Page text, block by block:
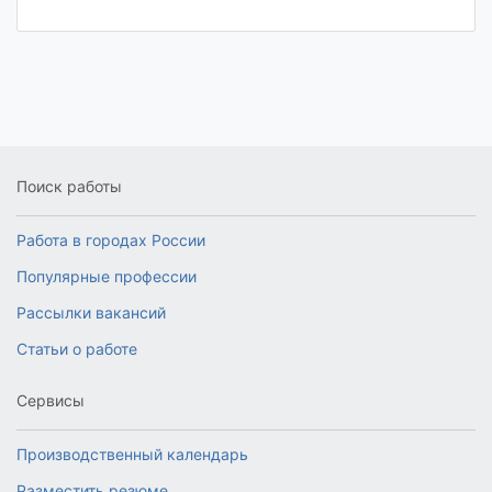
Поиск работы
Работа в городах России
Популярные профессии
Рассылки вакансий
Статьи о работе
Сервисы
Производственный календарь